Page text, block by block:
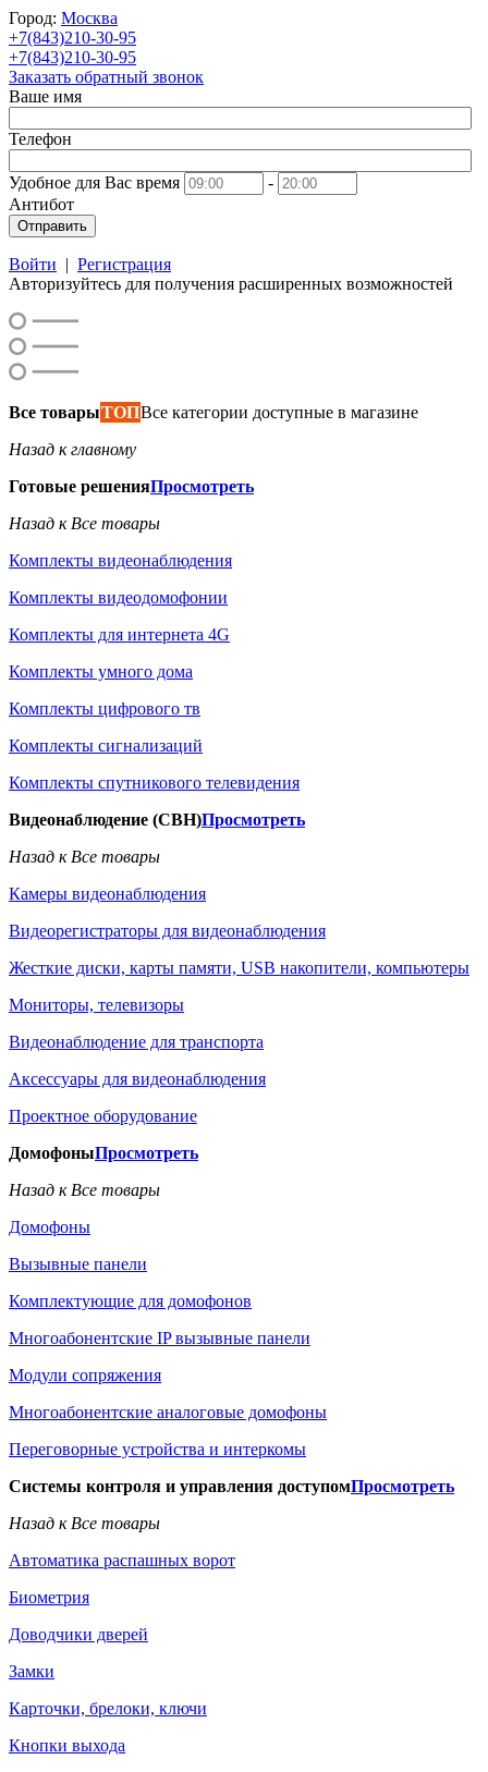
Город: Москва
+7(843)210-30-95
+7(843)210-30-95
Заказать обратный звонок
Ваше имя
Телефон
Удобное для Вас время
-
Антибот
Отправить
Войти | Регистрация
Авторизуйтесь для получения расширенных возможностей
Все товарыТОПВсе категории доступные в магазине
Назад к главному
Готовые решенияПросмотреть
Назад к Все товары
Комплекты видеонаблюдения
Комплекты видеодомофонии
Комплекты для интернета 4G
Комплекты умного дома
Комплекты цифрового тв
Комплекты сигнализаций
Комплекты спутникового телевидения
Видеонаблюдение (СВН)Просмотреть
Назад к Все товары
Камеры видеонаблюдения
Видеорегистраторы для видеонаблюдения
Жесткие диски, карты памяти, USB накопители, компьютеры
Мониторы, телевизоры
Видеонаблюдение для транспорта
Аксессуары для видеонаблюдения
Проектное оборудование
ДомофоныПросмотреть
Назад к Все товары
Домофоны
Вызывные панели
Комплектующие для домофонов
Многоабонентские IP вызывные панели
Модули сопряжения
Многоабонентские аналоговые домофоны
Переговорные устройства и интеркомы
Системы контроля и управления доступомПросмотреть
Назад к Все товары
Автоматика распашных ворот
Биометрия
Доводчики дверей
Замки
Карточки, брелоки, ключи
Кнопки выхода